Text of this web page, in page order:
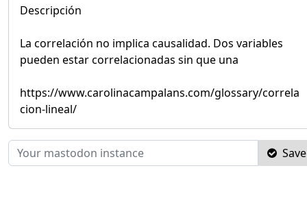
Descripción
La correlación no implica causalidad. Dos variables
pueden estar correlacionadas sin que una
https://www.carolinacampalans.com/glossary/correla
cion-lineal/
Save